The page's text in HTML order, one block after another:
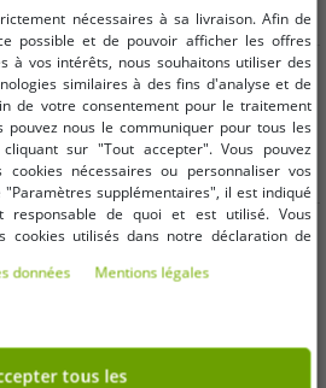
des quantités
NOUS TROUVER SUR
Outlet46
nécessaires à sa livraison. Afin de
possible et de pouvoir afficher les offres
à vos intérêts, nous souhaitons utiliser des
similaires à des fins d'analyse et de
de votre consentement pour le traitement
pouvez nous le communiquer pour tous les
sur "Tout accepter". Vous pouvez
nécessaires ou personnaliser vos
supplémentaires", il est indiqué
responsable de quoi et est utilisé. Vous
cookies utilisés dans notre déclaration de
Les coordonnées se trouvent dans les
données Mentions légales
tous les